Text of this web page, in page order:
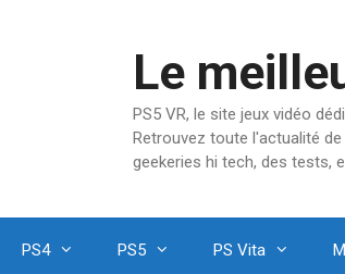
Le
PS5 VR, le site jeux vidéo
Retrouvez toute l'actualité de
geekeries hi tech, des tests,
PS4 PS5 PS Vita